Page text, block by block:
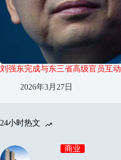
刘强东完成与东三省高级官员互动
2026年3月27日
24小时热文
商业